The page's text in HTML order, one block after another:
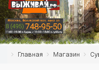
Главная Магазин